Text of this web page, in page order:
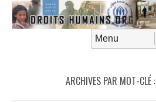
ARCHIVES PAR MOT-CLÉ :